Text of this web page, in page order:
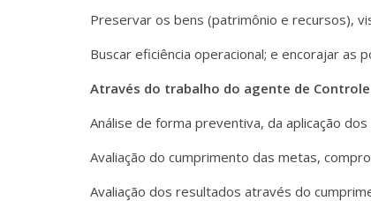
Preservar os bens (patrimônio e recursos),
Buscar eficiência operacional; e encorajar as
Através do trabalho do agente de
Análise de forma preventiva, da aplicação
Avaliação do cumprimento das metas,
Avaliação dos resultados através do